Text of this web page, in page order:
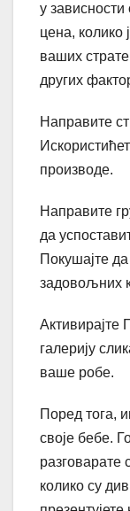
у зависности
цена, колико
ваших
других
Направите
производе.
Направите
да
Покушајте
задовољних
Активирајте
галерију
ваше робе.
Поред тога,
своје бебе.
разговарате
колико су